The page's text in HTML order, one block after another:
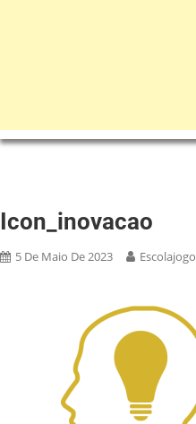
Icon_inovacao
5 De Maio De 2023 Escolajogo